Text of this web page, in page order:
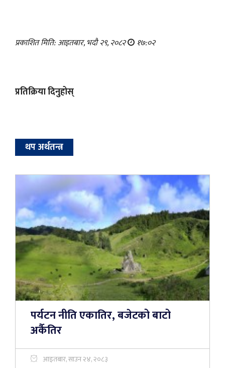
प्रकाशित मिति: आइतबार, भदौ २९, २०८२ १७:०२
प्रतिक्रिया दिनुहोस्
थप अर्थतन्त्र
पर्यटन नीति एकातिर, बजेटको बाटो
अर्कैतिर
आइतबार, साउन २४, २०८३